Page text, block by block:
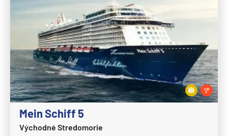
MSC Musica
MSC Opera
MSC Orchestra
MSC Poesia
MSC Preziosa
MSC Seascape
MSC Seashore
MSC Seaside
Mein Schiff 5
Východné Stredomorie